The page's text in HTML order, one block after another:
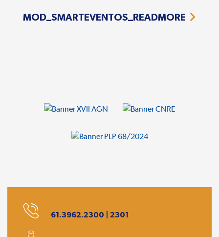
MOD_SMARTEVENTOS_READMORE
61.3962.2300 | 2301